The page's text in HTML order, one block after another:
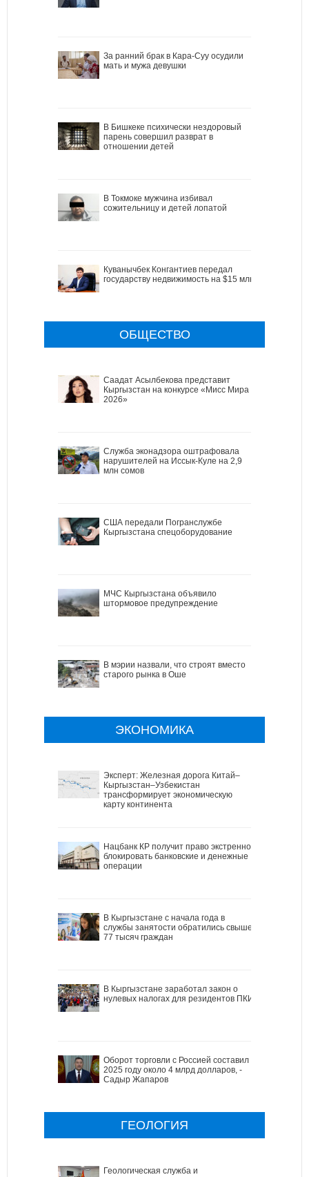
За ранний брак в Кара-Суу осудили
мать и мужа девушки
В Бишкеке психически нездоровый
парень совершил разврат в
отношении детей
В Токмоке мужчина избивал
сожительницу и детей лопатой
Куванычбек Конгантиев передал
государству недвижимость на $15 млн
ОБЩЕСТВО
Саадат Асылбекова представит
Кыргызстан на конкурсе «Мисс Мира
2026»
Служба эконадзора оштрафовала
нарушителей на Иссык-Куле на 2,9
млн сомов
США передали Погранслужбе
Кыргызстана спецоборудование
МЧС Кыргызстана объявило
штормовое предупреждение
В мэрии назвали, что строят вместо
старого рынка в Оше
ЭКОНОМИКА
Эксперт: Железная дорога Китай–
Кыргызстан–Узбекистан
трансформирует экономическую
карту континента
Нацбанк КР получит право экстренно
блокировать банковские и денежные
операции
В Кыргызстане с начала года в
службы занятости обратились свыше
77 тысяч граждан
В Кыргызстане заработал закон о
нулевых налогах для резидентов ПКИ
Оборот торговли с Россией составил в
2025 году около 4 млрд долларов, -
Садыр Жапаров
ГЕОЛОГИЯ
Геологическая служба и